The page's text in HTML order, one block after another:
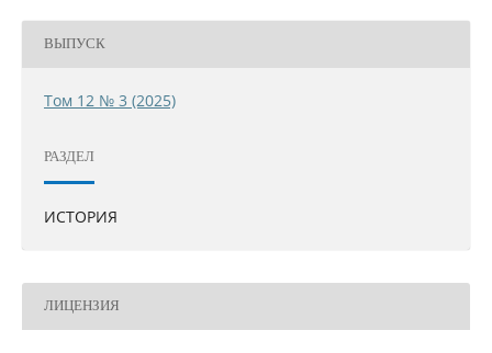
ВЫПУСК
Том 12 № 3 (2025)
РАЗДЕЛ
ИСТОРИЯ
ЛИЦЕНЗИЯ